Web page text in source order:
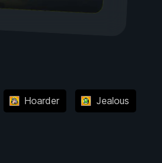
Hoarder Jealous